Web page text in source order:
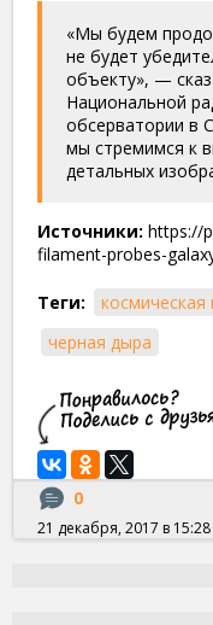
«Мы будем
не будет
объекту», —
Национальной
обсерватории в
мы стремимся к
детальных
Источники: https://
filament-probes-
Теги: космическая
черная дыра
0
21 декабря, 2017 в 15:28